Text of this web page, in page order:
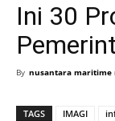
Ini 30
By nusantara maritime
TAGS IMAGI